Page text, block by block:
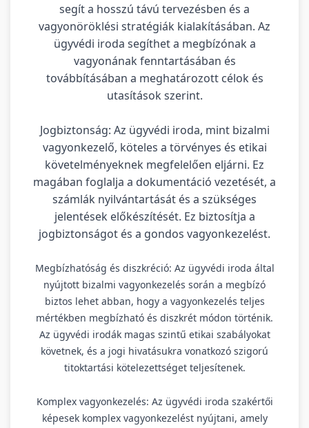
segít a hosszú távú tervezésben és a
vagyonöröklési stratégiák kialakításában. Az
ügyvédi iroda segíthet a megbízónak a
vagyonának fenntartásában és
továbbításában a meghatározott célok és
utasítások szerint.
Jogbiztonság: Az ügyvédi iroda, mint bizalmi
vagyonkezelő, köteles a törvényes és etikai
követelményeknek megfelelően eljárni. Ez
magában foglalja a dokumentáció vezetését, a
számlák nyilvántartását és a szükséges
jelentések előkészítését. Ez biztosítja a
jogbiztonságot és a gondos vagyonkezelést.
Megbízhatóság és diszkréció: Az ügyvédi iroda által
nyújtott bizalmi vagyonkezelés során a megbízó
biztos lehet abban, hogy a vagyonkezelés teljes
mértékben megbízható és diszkrét módon történik.
Az ügyvédi irodák magas szintű etikai szabályokat
követnek, és a jogi hivatásukra vonatkozó szigorú
titoktartási kötelezettséget teljesítenek.
Komplex vagyonkezelés: Az ügyvédi iroda szakértői
képesek komplex vagyonkezelést nyújtani, amely